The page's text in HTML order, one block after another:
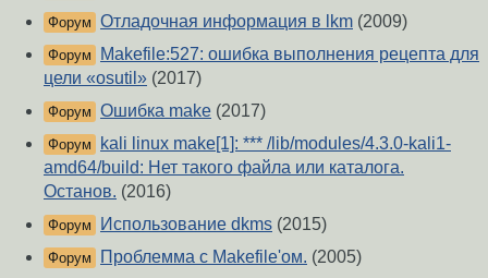
Форум Отладочная информация в lkm (2009)
Форум
Makefile:527: ошибка выполнения рецепта для
цели «osutil» (2017)
Форум Ошибка make (2017)
Форум
kali linux make[1]: *** /lib/modules/4.3.0-kali1-
amd64/build: Нет такого файла или каталога.
Останов. (2016)
Форум Использование dkms (2015)
Форум Проблемма с Makefile'ом. (2005)